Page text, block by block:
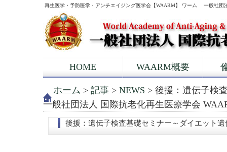
再生医学・予防医学・アンチエイジング医学会【WAARM】 ワーム 一般社団
HOME WAARM概要
ホーム > 記事 > NEWS > 後援：遺伝子検
一般社団法人 国際抗老化再生医療学会
後援：遺伝子検査基礎セミナー～ダイエット